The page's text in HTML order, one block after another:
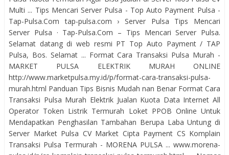
Multi ... Tips Mencari Server Pulsa - Top Auto Payment Pulsa -
Tap-Pulsa.Com tap-pulsa.com › Server Pulsa Tips Mencari
Server Pulsa · Tap-Pulsa.Com – Tips Mencari Server Pulsa.
Selamat datang di web resmi PT Top Auto Payment / TAP
Pulsa, Bos. Selamat ... Format Cara Transaksi Pulsa Murah -
MARKET PULSA ELEKTRIK MURAH ONLINE
http://www.marketpulsa.my.id/p/format-cara-transaksi-pulsa-
murah.html Panduan Tips Bisnis Mudah nan Benar Format Cara
Transaksi Pulsa Murah Elektrik Jualan Kuota Data Internet All
Operator Token Listrik Termurah Loket PPOB Online Untuk
Mendapatkan Penghasilan Tambahan Berupa Laba Untung di
Server Market Pulsa CV Market Cipta Payment CS Komplain
Transaksi Pulsa Termurah - MORENA PULSA ... www.morena-